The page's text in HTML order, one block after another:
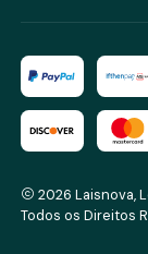
2026 Laisnova,
Todos os Direitos